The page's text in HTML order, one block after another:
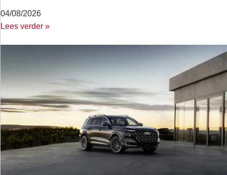
04/08/2026
Lees verder »